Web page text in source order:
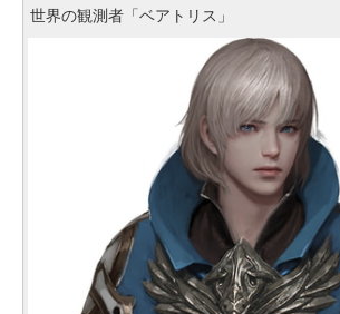
世界の観測者「ベアトリス」